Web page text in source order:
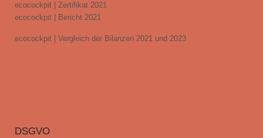
ecocockpit | Zertifikat 2021
ecocockpit | Bericht 2021
ecocockpit | Vergleich der Bilanzen 2021 und 2023
DSGVO